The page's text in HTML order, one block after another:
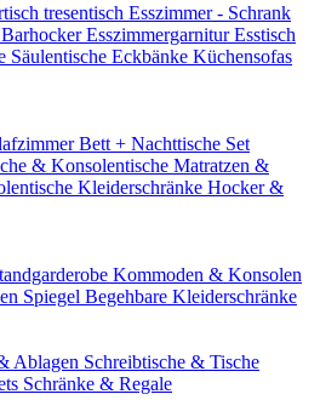
tresentisch Esszimmer - Schrank
BarhockerEsszimmergarniturEsstisch
Säulentische Eckbänke Küchensofas
Bett + Nachttische Set
& Konsolentische Matratzen &
Kleiderschränke Hocker &
Kommoden & Konsolen
Spiegel Begehbare Kleiderschränke
Ablagen Schreibtische & Tische
Schränke & Regale